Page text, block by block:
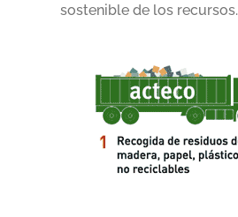
sostenible de los recursos.